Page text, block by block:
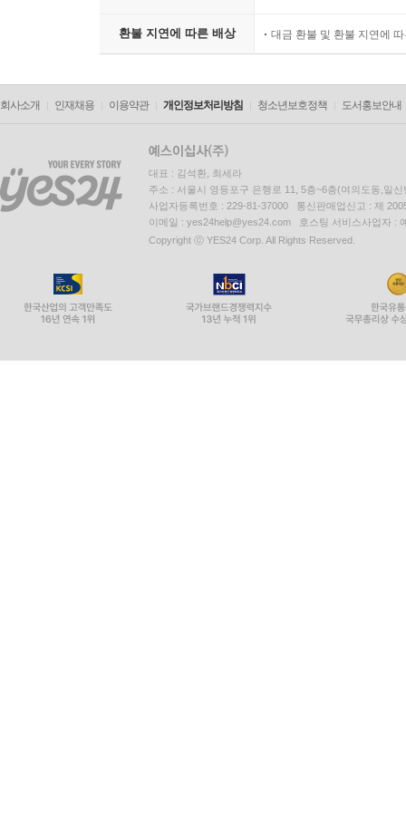
환불 지연에 따른 배상 대금 환불 및 환불 지연에
회사소개 인재채용 이용약관 개인정보처리방침 청소년보호정책 도서홍보안내
대표 : 김석환, 최세라
주소 : 서울시 영등포구 은행로 11, 5층~6층(여의도동,일신
사업자등록번호 : 229-81-37000 통신판매업신고 : 제
이메일 : yes24help@yes24.com 호스팅 서비스사업자 :
Copyright ⓒ YES24 Corp. All Rights Reserved.